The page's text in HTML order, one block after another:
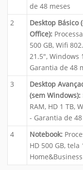
de 48 meses
2
Desktop Básico
Office):
500 GB, Wifi
21.5", Windows
Garantia de 48
3
Desktop
(sem Windows):
RAM, HD 1 TB,
- Garantia de
4 Notebook:
HD 500 GB,